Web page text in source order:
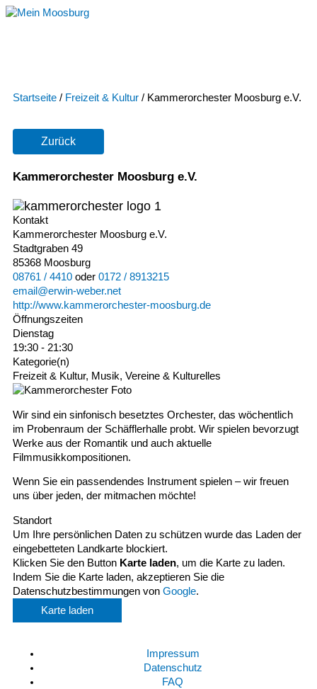
Zum
Inhalt
Startseite / Freizeit & Kultur / Kammerorchester Moosburg e.V.
Kammerorchester Moosburg e.V.
Zurück
Kontakt
Kammerorchester Moosburg e.V.
Stadtgraben 49
85368 Moosburg
08761 / 4410 oder 0172 / 8913215
email@erwin-weber.net
http://www.kammerorchester-moosburg.de
Öffnungszeiten
Dienstag
19:30 - 21:30
Kategorie(n)
Freizeit & Kultur, Musik, Vereine & Kulturelles
Wir sind ein sinfonisch besetztes Orchester, das wöchentlich
im Probenraum der Schäfflerhalle probt. Wir spielen bevorzugt
Werke aus der Romantik und auch aktuelle
Filmmusikkompositionen.
Wenn Sie ein passendendes Instrument spielen – wir freuen
uns über jeden, der mitmachen möchte!
Standort
Um Ihre persönlichen Daten zu schützen wurde das Laden der
eingebetteten Landkarte blockiert.
Klicken Sie den Button Karte laden, um die Karte zu laden.
Indem Sie die Karte laden, akzeptieren Sie die
Datenschutzbestimmungen von Google.
Karte laden
Impressum
Datenschutz
FAQ